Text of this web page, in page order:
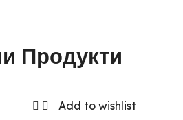
Продукти
Add to wishlist